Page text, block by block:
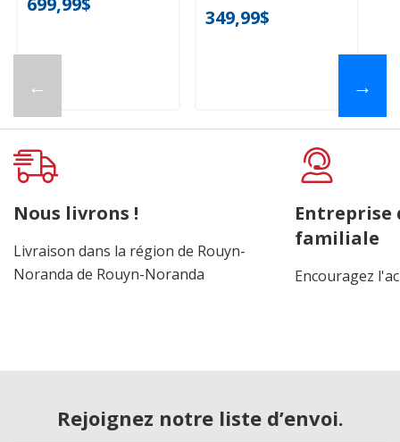
←
349,99$
→
Nous livrons !
Livraison dans la région de Rouyn-
Noranda de Rouyn-Noranda
Entreprise
familiale
Encouragez
Rejoignez notre liste d’envoi.